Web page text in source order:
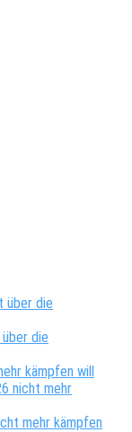
über die
die
kämpfen will
nicht mehr
mehr kämpfen